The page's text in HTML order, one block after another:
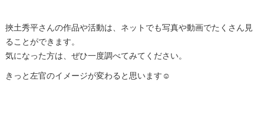
挾土秀平さんの作品や活動は、ネットでも写真や動画でたくさん見
ることができます。
気になった方は、ぜひ一度調べてみてください。
きっと左官のイメージが変わると思います☺️